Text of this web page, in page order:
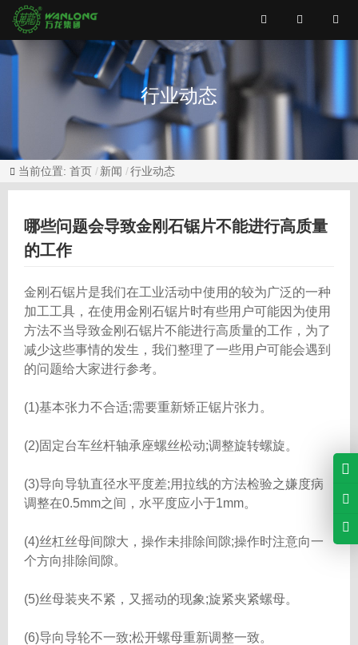
行业动态
当前位置: 首页 新闻 行业动态
哪些问题会导致金刚石锯片不能进行高质量
的工作
金刚石锯片是我们在工业活动中使用的较为广泛的一种
加工工具，在使用金刚石锯片时有些用户可能因为使用
方法不当导致金刚石锯片不能进行高质量的工作，为了
减少这些事情的发生，我们整理了一些用户可能会遇到
的问题给大家进行参考。
(1)基本张力不合适;需要重新矫正锯片张力。
(2)固定台车丝杆轴承座螺丝松动;调整旋转螺旋。
(3)导向导轨直径水平度差;用拉线的方法检验之嫌度病
调整在0.5mm之间，水平度应小于1mm。
(4)丝杠丝母间隙大，操作未排除间隙;操作时注意向一
个方向排除间隙。
(5)丝母装夹不紧，又摇动的现象;旋紧夹紧螺母。
(6)导向导轮不一致;松开螺母重新调整一致。